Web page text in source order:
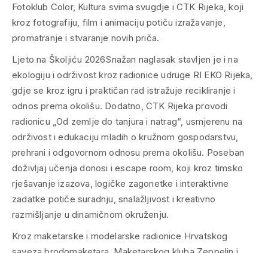
Fotoklub Color, Kultura svima svugdje i CTK Rijeka, koji
kroz fotografiju, film i animaciju potiču izražavanje,
promatranje i stvaranje novih priča.
Ljeto na Školjiću 2026Snažan naglasak stavljen je i na
ekologiju i održivost kroz radionice udruge RI EKO Rijeka,
gdje se kroz igru i praktičan rad istražuje recikliranje i
odnos prema okolišu. Dodatno, CTK Rijeka provodi
radionicu „Od zemlje do tanjura i natrag“, usmjerenu na
održivost i edukaciju mladih o kružnom gospodarstvu,
prehrani i odgovornom odnosu prema okolišu. Poseban
doživljaj učenja donosi i escape room, koji kroz timsko
rješavanje izazova, logičke zagonetke i interaktivne
zadatke potiče suradnju, snalažljivost i kreativno
razmišljanje u dinamičnom okruženju.
Kroz maketarske i modelarske radionice Hrvatskog